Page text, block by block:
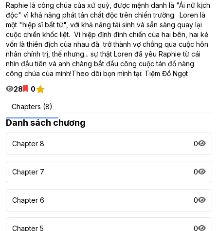
Raphie là công chúa của xứ quỷ, được mệnh danh là "Ái nữ kịch
độc" vì khả năng phát tán chất độc trên chiến trường. Loren là
một "hiệp sĩ bất tử", với khả năng tái sinh và sẵn sàng quay lại
cuộc chiến khốc liệt. Vì hiệp định đình chiến của hai bên, hai kẻ
vốn là thiên địch của nhau đã trở thành vợ chồng qua cuộc hôn
nhân chính trị, thế nhưng... sự thật Loren đã yêu Raphie từ cái
nhìn đầu tiên và anh chàng bắt đầu công cuộc tán đổ nàng
công chúa của mình!Theo dõi bọn mình tại: Tiệm Đồ Ngọt
28
0
Chapters (8)
Danh sách chương
Chapter 8 0
Chapter 7 0
Chapter 6 0
Chapter 5 0